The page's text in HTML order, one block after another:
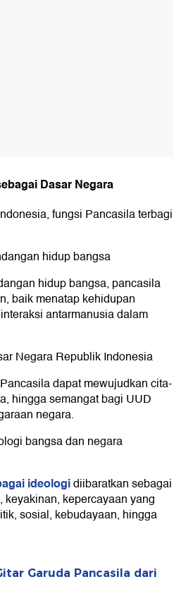
Dasar Negara
fungsi Pancasila terbagi
hidup bangsa
hidup bangsa, pancasila
baik menatap kehidupan
antarmanusia dalam
Negara Republik Indonesia
dapat mewujudkan cita-
hingga semangat bagi UUD
negara.
bangsa dan negara
ideologidiibaratkan sebagai
kepercayaan yang
sosial, kebudayaan, hingga
Garuda Pancasila dari